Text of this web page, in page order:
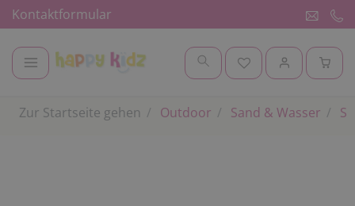
Kontaktformular
Zur Startseite gehen Outdoor Sand & Wasser